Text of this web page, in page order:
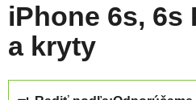
iPhone 6s, 6s
a kryty